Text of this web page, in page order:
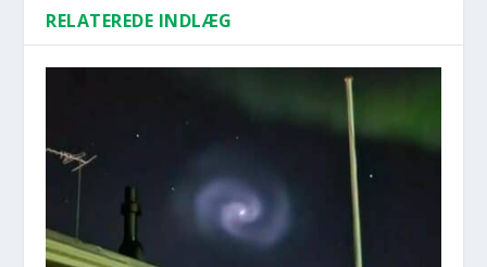
RELATEREDE INDLÆG